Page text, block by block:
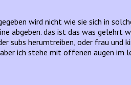
wird nicht wie sie sich in
abgeben. das ist das was gelehrt
subs herumtreiben, oder frau und
ich stehe mit offenen augen im